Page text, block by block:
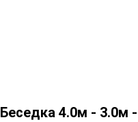
Беседка 4.0м - 3.0м